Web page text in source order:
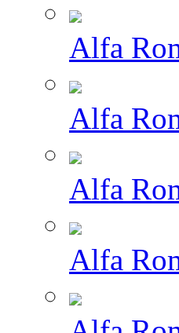
Alfa
Alfa
Alfa
Alfa